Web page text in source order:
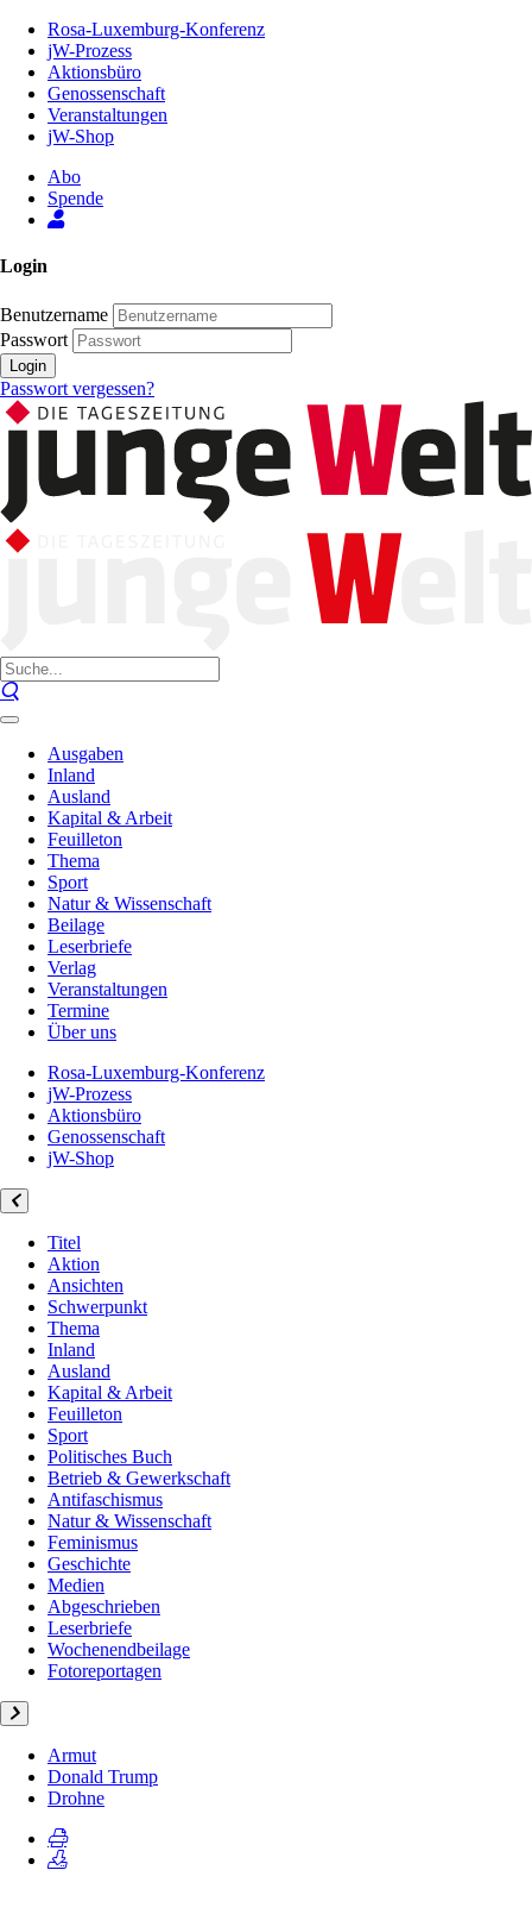
Inhalt
Seite
Rosa-Luxemburg-Konferenz
jW-Prozess
Aktionsbüro
Genossenschaft
Veranstaltungen
jW-Shop
Abo
Spende
Login
Benutzername
Passwort
Login
Passwort vergessen?
Ausgaben
Inland
Ausland
Kapital & Arbeit
Feuilleton
Thema
Sport
Natur & Wissenschaft
Beilage
Leserbriefe
Verlag
Veranstaltungen
Termine
Über uns
Rosa-Luxemburg-Konferenz
jW-Prozess
Aktionsbüro
Genossenschaft
jW-Shop
Titel
Aktion
Ansichten
Schwerpunkt
Thema
Inland
Ausland
Kapital & Arbeit
Feuilleton
Sport
Politisches Buch
Betrieb & Gewerkschaft
Antifaschismus
Natur & Wissenschaft
Feminismus
Geschichte
Medien
Abgeschrieben
Leserbriefe
Wochenendbeilage
Fotoreportagen
Armut
Donald Trump
Drohne